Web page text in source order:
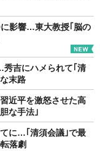
影響…東大教授｢脳の
吉にハメられて｢清
末路
近平を激怒させた高
な手法｣
に…｢清須会議｣で最
落劇